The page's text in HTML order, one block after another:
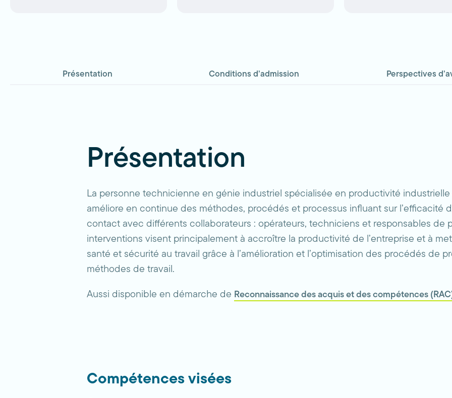
Présentation Conditions d’admission Perspectives
Présentation
La personne technicienne en génie industriel spécialisée en productivité
améliore en continue des méthodes, procédés et processus influant sur l’efficacité
contact avec différents collaborateurs : opérateurs, techniciens et responsables de
interventions visent principalement à accroître la productivité de l’entreprise et à
santé et sécurité au travail grâce à l’amélioration et l’optimisation des procédés de
méthodes de travail.
Aussi disponible en démarche de Reconnaissance des acquis et des compétences
Compétences visées